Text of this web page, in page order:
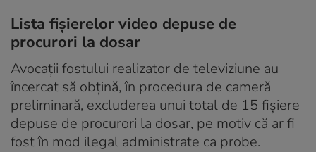
Lista fișierelor video depuse de
procurori la dosar
Avocații fostului realizator de televiziune au
încercat să obțină, în procedura de cameră
preliminară, excluderea unui total de 15 fișiere
depuse de procurori la dosar, pe motiv că ar fi
fost în mod ilegal administrate ca probe.